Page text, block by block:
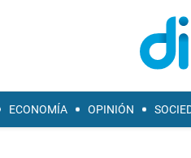
ECONOMÍA OPINIÓN